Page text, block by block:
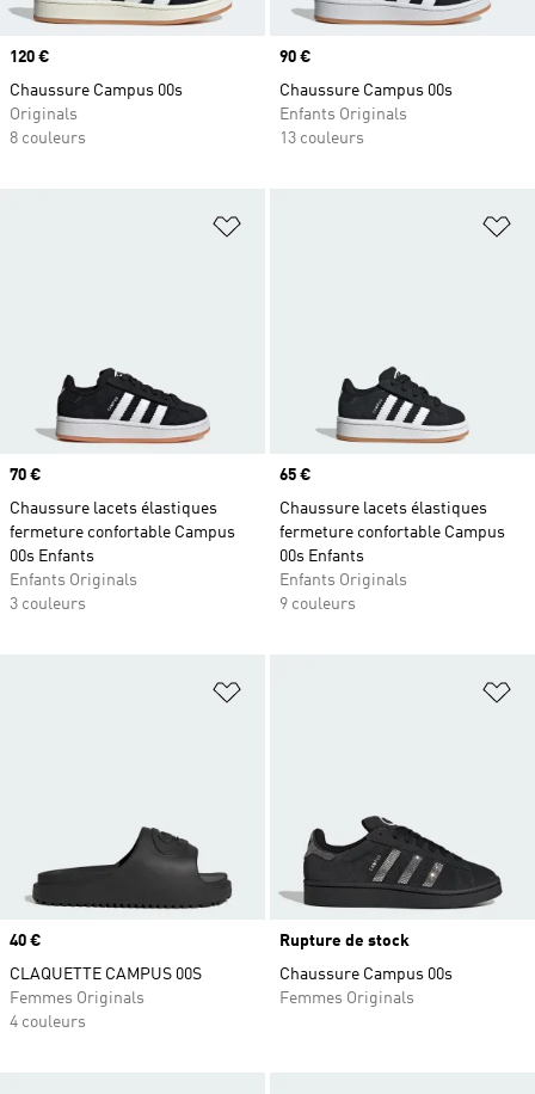
Prix
120 €
Chaussure Campus 00s
Originals
8 couleurs
Prix
90 €
Chaussure Campus 00s
Enfants Originals
13 couleurs
Ajouter à la Liste de produits
Prix
70 €
Chaussure lacets élastiques
fermeture confortable Campus
00s Enfants
Enfants Originals
3 couleurs
Prix
65 €
Chaussure lacets élastiques
fermeture confortable Campus
00s Enfants
Enfants Originals
9 couleurs
Ajouter à la Liste de produits
Prix
40 €
CLAQUETTE CAMPUS 00S
Femmes Originals
4 couleurs
Rupture de stock
Chaussure Campus 00s
Femmes Originals